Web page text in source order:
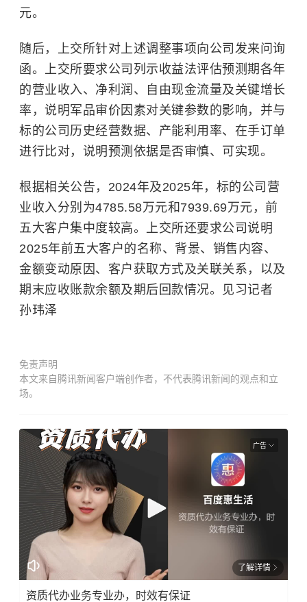
元。
随后，上交所针对上述调整事项向公司发来问询
函。上交所要求公司列示收益法评估预测期各年
的营业收入、净利润、自由现金流量及关键增长
率，说明军品审价因素对关键参数的影响，并与
标的公司历史经营数据、产能利用率、在手订单
进行比对，说明预测依据是否审慎、可实现。
根据相关公告，2024年及2025年，标的公司营
业收入分别为4785.58万元和7939.69万元，前
五大客户集中度较高。上交所还要求公司说明
2025年前五大客户的名称、背景、销售内容、
金额变动原因、客户获取方式及关联关系，以及
期末应收账款余额及期后回款情况。见习记者
孙玮泽
免责声明
本文来自腾讯新闻客户端创作者，不代表腾讯新闻的观点和立
场。
广告
了解详情
资质代办业务专业办，时效有保证